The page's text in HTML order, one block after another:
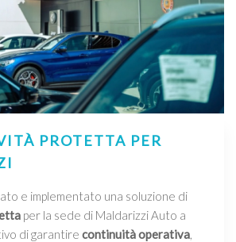
PROTETTA PER
e implementato una soluzione di
per la sede di Maldarizzi Auto a
di garantire continuità operativa,